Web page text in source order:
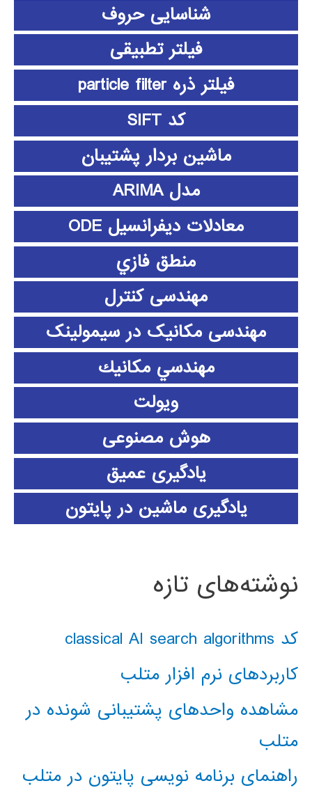
شناسایی حروف
فیلتر تطبیقی
فیلتر ذره particle filter
کد SIFT
ماشین بردار پشتیبان
مدل ARIMA
معادلات دیفرانسیل ODE
منطق فازي
مهندسی کنترل
مهندسی مکانیک در سیمولینک
مهندسي مكانيك
ویولت
هوش مصنوعی
یادگیری عمیق
یادگیری ماشین در پایتون
نوشته‌های تازه
کد classical AI search algorithms
کاربردهای نرم افزار متلب
مشاهده واحدهای پشتیبانی شونده در
متلب
راهنمای برنامه نویسی پایتون در متلب